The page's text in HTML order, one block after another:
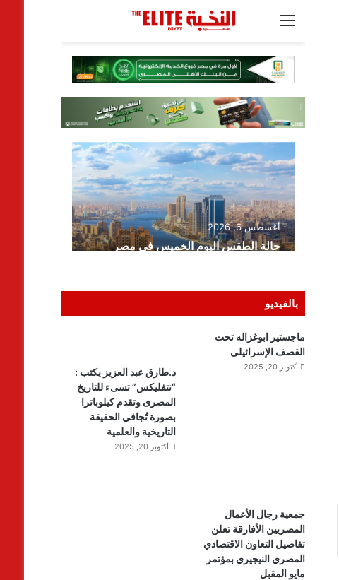
بالفيديو
ماجستير ابوغزاله تحت
القصف الإسرائيلى
أكتوبر 20, 2025
د.طارق عبد العزيز يكتب :
“نتفليكس” تسىء للتاريخ
المصرى وتقدم كيلوباترا
بصورة تُجافي الحقيقة
التاريخية والعلمية
أكتوبر 20, 2025
جمعية رجال الأعمال
المصريين الأفارقة تعلن
تفاصيل التعاون الاقتصادي
المصري النيجيري بمؤتمر
مايو المقبل